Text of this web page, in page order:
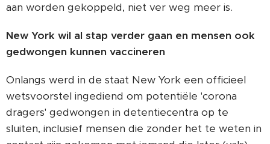
aan worden gekoppeld, niet ver weg meer is.
New York wil al stap verder gaan en mensen ook
gedwongen kunnen vaccineren
Onlangs werd in de staat New York een officieel
wetsvoorstel ingediend om potentiële 'corona
dragers' gedwongen in detentiecentra op te
sluiten, inclusief mensen die zonder het te weten in